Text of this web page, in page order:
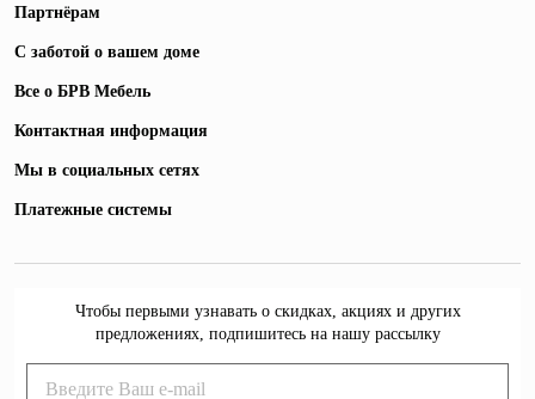
Партнёрам
С заботой о вашем доме
Все о БРВ Мебель
Контактная информация
Мы в социальных сетях
Платежные системы
Чтобы первыми узнавать о скидках, акциях и других
предложениях, подпишитесь на нашу рассылку